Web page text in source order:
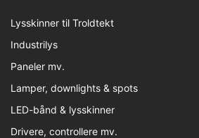
Lysskinner til Troldtekt
Industrilys
Paneler mv.
Lamper, downlights & spots
LED-bånd & lysskinner
Drivere, controllere mv.